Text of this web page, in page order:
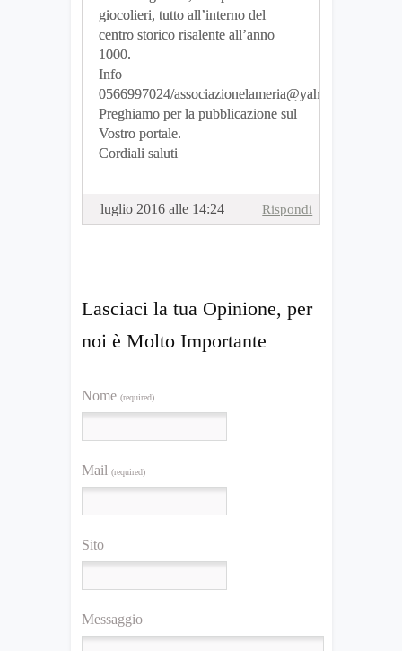
luglio 2016 alle 14:24
giocolieri, tutto all’interno del
centro storico risalente all’anno
1000.
Info
0566997024/associazionelameria@yahoo.it
Preghiamo per la pubblicazione sul
Vostro portale.
Cordiali saluti
Rispondi
Lasciaci la tua Opinione, per
noi è Molto Importante
Nome (required)
Mail (required)
Sito
Messaggio